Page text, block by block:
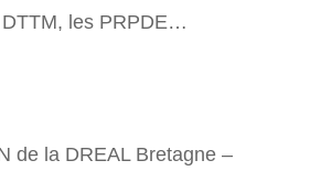
les PRPDE…
de la DREAL Bretagne –